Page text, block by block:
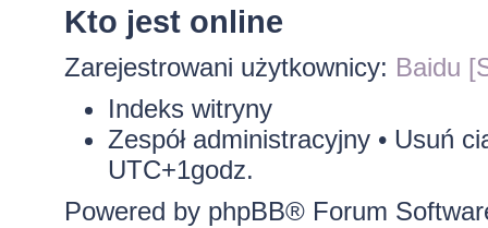
Kto jest online
Zarejestrowani użytkownicy: Baidu
Indeks witryny
Zespół administracyjny• Usuń
UTC+1godz.
Powered by phpBB® Forum